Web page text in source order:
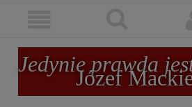
Jedynie prawda
Józef